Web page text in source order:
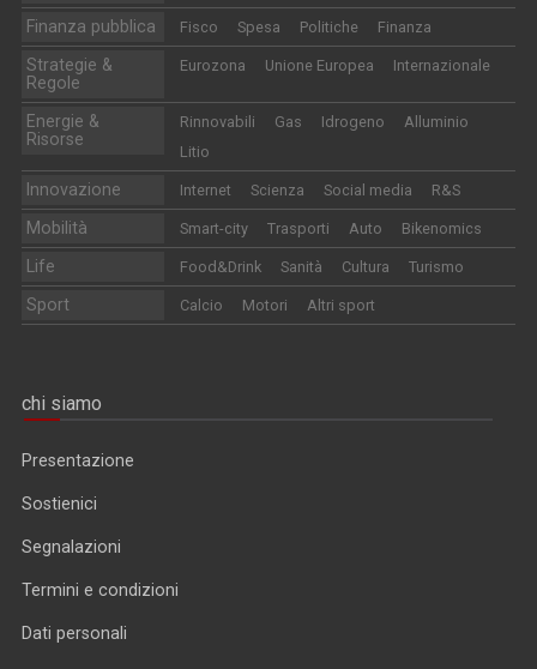
Finanza pubblica Fisco Spesa Politiche Finanza
Strategie &
Regole
Eurozona Unione Europea Internazionale
Energie &
Risorse
Rinnovabili Gas Idrogeno
Alluminio
Litio
Innovazione Internet Scienza Social media R&S
Mobilità Smart-city Trasporti Auto Bikenomics
Life Food&Drink Sanità Cultura Turismo
Sport Calcio Motori Altri sport
chi siamo
Presentazione
Sostienici
Segnalazioni
Termini e condizioni
Dati personali